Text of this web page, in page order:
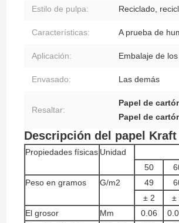
Estilo de pulpa: Reciclado,
Características: A prueba de
Aplicación: Embalaje de
Envasado: Las demás
Resaltar:
Papel de
Papel de
Descripción del papel Kraft
Propiedades físicas Unidad
50
Peso en gramos
G/m2 49
± 2
±
El grosor
Mm 0.06